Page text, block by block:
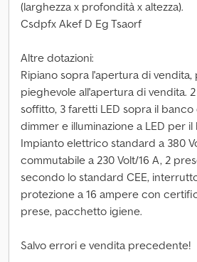
(larghezza x profondità x altezza).
Csdpfx Akef D Eg Tsaorf
Altre dotazioni:
Ripiano sopra l'apertura di
pieghevole all'apertura di vendita.
soffitto, 3 faretti LED sopra il
dimmer e illuminazione a LED per il
Impianto elettrico standard a 380
commutabile a 230 Volt/16 A, 2
secondo lo standard CEE,
protezione a 16 ampere con
prese, pacchetto igiene.
Salvo errori e vendita precedente!